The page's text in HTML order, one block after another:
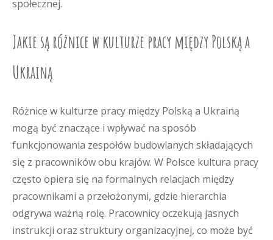
społecznej.
Jakie są różnice w kulturze pracy między Polską a
Ukrainą
Różnice w kulturze pracy między Polską a Ukrainą
mogą być znaczące i wpływać na sposób
funkcjonowania zespołów budowlanych składających
się z pracowników obu krajów. W Polsce kultura pracy
często opiera się na formalnych relacjach między
pracownikami a przełożonymi, gdzie hierarchia
odgrywa ważną rolę. Pracownicy oczekują jasnych
instrukcji oraz struktury organizacyjnej, co może być